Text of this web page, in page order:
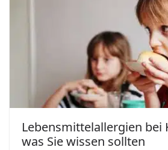
Lebensmittelallergien bei
was Sie wissen sollten